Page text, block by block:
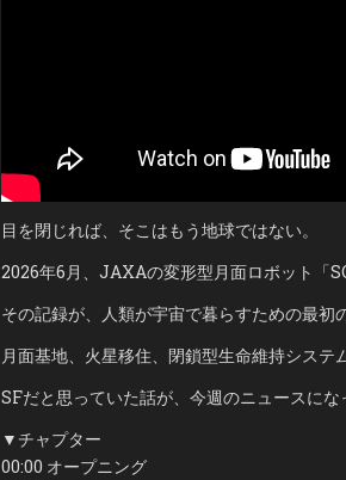
目を閉じれば、そこはもう地球ではない。
2026年6月、JAXAの変形型月面ロボット「
その記録が、人類が宇宙で暮らすための最初
月面基地、火星移住、閉鎖型生命維持システ
SFだと思っていた話が、今週のニュースにな
▼チャプター
00:00 オープニング